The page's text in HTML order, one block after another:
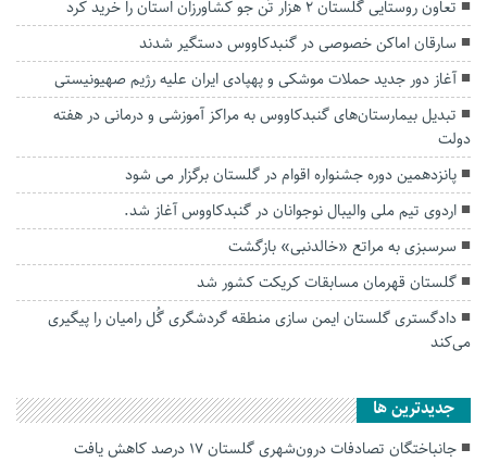
تعاون روستایی گلستان ۲ هزار تُن جو کشاورزان استان را خرید کرد
سارقان اماکن خصوصی در گنبدکاووس دستگیر شدند
آغاز دور جدید حملات موشکی و پهپادی ایران علیه رژیم صهیونیستی
تبدیل بیمارستان‌های گنبدکاووس به‌ مراکز آموزشی و درمانی در هفته
دولت
پانزدهمین دوره جشنواره اقوام در گلستان برگزار می شود
اردوی تیم ملی والیبال نوجوانان در گنبدکاووس آغاز شد.
سرسبزی به مراتع «خالدنبی» بازگشت
گلستان قهرمان مسابقات کریکت کشور شد
دادگستری گلستان ایمن سازی منطقه گردشگری گُل رامیان را پیگیری
می‌کند
جديدترين ها
جانباختگان تصادفات درون‌شهری گلستان ۱۷ درصد کاهش یافت